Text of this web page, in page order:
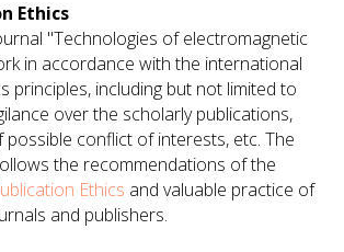
Ethics
"Technologies of electromagnetic
in accordance with the international
principles, including but not limited to
over the scholarly publications,
conflict of interests, etc. The
the recommendations of the
Ethics and valuable practice of
and publishers.